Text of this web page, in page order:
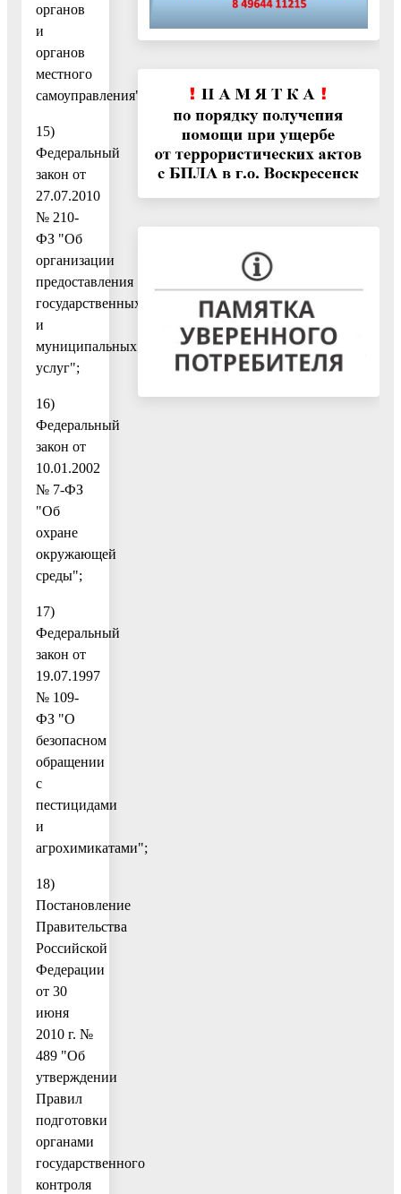
органов
и
органов
местного
самоуправления";
15)
Федеральный
закон от
27.07.2010
№ 210-
ФЗ "Об
организации
предоставления
государственных
и
муниципальных
услуг";
16)
Федеральный
закон от
10.01.2002
№ 7-ФЗ
"Об
охране
окружающей
среды";
17)
Федеральный
закон от
19.07.1997
№ 109-
ФЗ "О
безопасном
обращении
с
пестицидами
и
агрохимикатами";
18)
Постановление
Правительства
Российской
Федерации
от 30
июня
2010 г. №
489 "Об
утверждении
Правил
подготовки
органами
государственного
контроля